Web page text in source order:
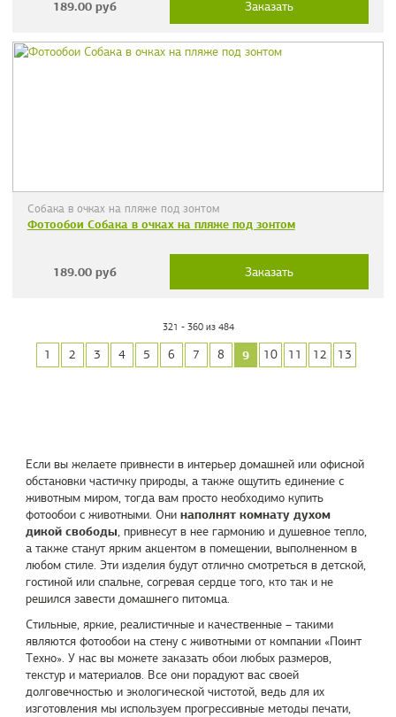
189.00 руб Заказать
Собака в очках на пляже под зонтом
Фотообои Собака в очках на пляже под зонтом
189.00 руб Заказать
321 - 360 из 484
1 2 3 4 5 6 7 8 9 10 11 12 13
Если вы желаете привнести в интерьер домашней или офисной
обстановки частичку природы, а также ощутить единение с
животным миром, тогда вам просто необходимо купить
фотообои с животными. Онинаполнят комнату духом
дикой свободы, привнесут в нее гармонию и душевное тепло,
а также станут ярким акцентом в помещении, выполненном в
любом стиле. Эти изделия будут отлично смотреться в детской,
гостиной или спальне, согревая сердце того, кто так и не
решился завести домашнего питомца.
Стильные, яркие, реалистичные и качественные – такими
являются фотообои на стену с животными от компании «Поинт
Техно». У нас вы можете заказать обои любых размеров,
текстур и материалов. Все они порадуют вас своей
долговечностью и экологической чистотой, ведь для их
изготовления мы используем прогрессивные методы печати,